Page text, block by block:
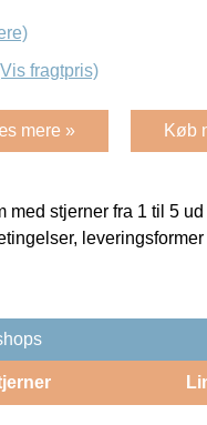
fragtpris)
mere » Køb
stjerner fra 1 til 5
leveringsformer